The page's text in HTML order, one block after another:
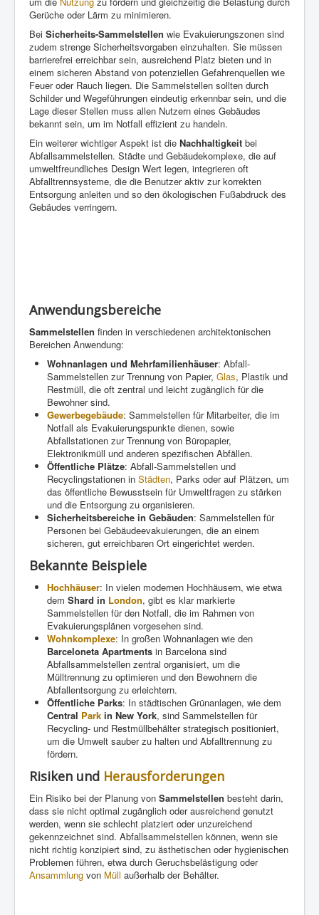
Gerüche oder Lärm zu minimieren.
Bei Sicherheits-Sammelstellen wie Evakuierungszonen sind
zudem strenge Sicherheitsvorgaben einzuhalten. Sie müssen
barrierefrei erreichbar sein, ausreichend Platz bieten und in
einem sicheren Abstand von potenziellen Gefahrenquellen wie
Feuer oder Rauch liegen. Die Sammelstellen sollten durch
Schilder und Wegeführungen eindeutig erkennbar sein, und die
Lage dieser Stellen muss allen Nutzern eines Gebäudes
bekannt sein, um im Notfall effizient zu handeln.
Ein weiterer wichtiger Aspekt ist die Nachhaltigkeit bei
Abfallsammelstellen. Städte und Gebäudekomplexe, die auf
umweltfreundliches Design Wert legen, integrieren oft
Abfalltrennsysteme, die die Benutzer aktiv zur korrekten
Entsorgung anleiten und so den ökologischen Fußabdruck des
Gebäudes verringern.
Anwendungsbereiche
Sammelstellen finden in verschiedenen architektonischen
Bereichen Anwendung:
Wohnanlagen und Mehrfamilienhäuser: Abfall-
Sammelstellen zur Trennung von Papier, Glas, Plastik und
Restmüll, die oft zentral und leicht zugänglich für die
Bewohner sind.
Gewerbegebäude: Sammelstellen für Mitarbeiter, die im
Notfall als Evakuierungspunkte dienen, sowie
Abfallstationen zur Trennung von Büropapier,
Elektronikmüll und anderen spezifischen Abfällen.
Öffentliche Plätze: Abfall-Sammelstellen und
Recyclingstationen in Städten, Parks oder auf Plätzen, um
das öffentliche Bewusstsein für Umweltfragen zu stärken
und die Entsorgung zu organisieren.
Sicherheitsbereiche in Gebäuden: Sammelstellen für
Personen bei Gebäudeevakuierungen, die an einem
sicheren, gut erreichbaren Ort eingerichtet werden.
Bekannte Beispiele
Hochhäuser: In vielen modernen Hochhäusern, wie etwa
dem Shard in London, gibt es klar markierte
Sammelstellen für den Notfall, die im Rahmen von
Evakuierungsplänen vorgesehen sind.
Wohnkomplexe: In großen Wohnanlagen wie den
Barceloneta Apartments in Barcelona sind
Abfallsammelstellen zentral organisiert, um die
Mülltrennung zu optimieren und den Bewohnern die
Abfallentsorgung zu erleichtern.
Öffentliche Parks: In städtischen Grünanlagen, wie dem
Central Park in New York, sind Sammelstellen für
Recycling- und Restmüllbehälter strategisch positioniert,
um die Umwelt sauber zu halten und Abfalltrennung zu
fördern.
Risiken und Herausforderungen
Ein Risiko bei der Planung von Sammelstellen besteht darin,
dass sie nicht optimal zugänglich oder ausreichend genutzt
werden, wenn sie schlecht platziert oder unzureichend
gekennzeichnet sind. Abfallsammelstellen können, wenn sie
nicht richtig konzipiert sind, zu ästhetischen oder hygienischen
Problemen führen, etwa durch Geruchsbelästigung oder
Ansammlung von Müll außerhalb der Behälter.